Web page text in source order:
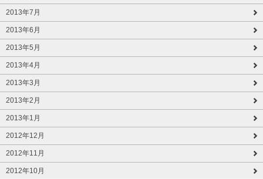
2013年7月
2013年6月
2013年5月
2013年4月
2013年3月
2013年2月
2013年1月
2012年12月
2012年11月
2012年10月